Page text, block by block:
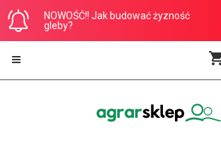
NOWOŚĆ!! Jak budować żyzność
gleby?